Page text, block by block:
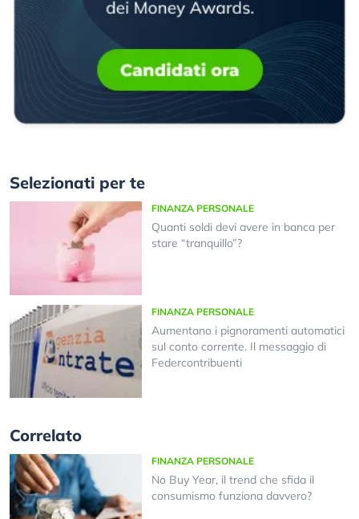
Selezionati per te
FINANZA PERSONALE
Quanti soldi devi avere in banca per
stare “tranquillo”?
FINANZA PERSONALE
Aumentano i pignoramenti automatici
sul conto corrente. Il messaggio di
Federcontribuenti
Correlato
FINANZA PERSONALE
No Buy Year, il trend che sfida il
consumismo funziona davvero?